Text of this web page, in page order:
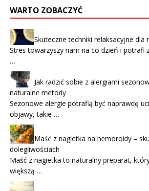
WARTO ZOBACZYĆ
Skuteczne techniki relaksacyjne dla
Stres towarzyszy nam na co dzień i potrafi
…
Jak radzić sobie z alergiami
naturalne metody
Sezonowe alergie potrafią być naprawdę
objawy, takie …
Maść z nagietka na hemoroidy –
dolegliwościach
Maść z nagietka to naturalny preparat,
większą …